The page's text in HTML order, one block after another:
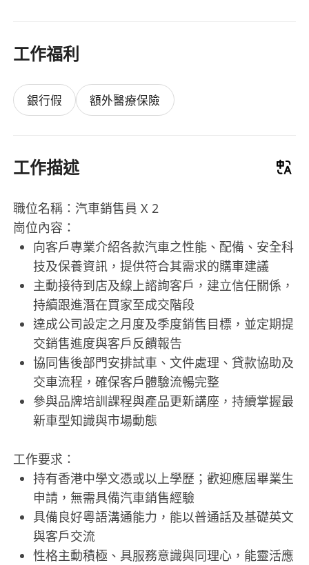
工作福利
銀行假 額外醫療保險
工作描述
職位名稱：汽車銷售員 X 2
崗位內容：
向客戶專業介紹各款汽車之性能、配備、安全科
技及保養資訊，提供符合其需求的購車建議
主動接待到店及線上諮詢客戶，建立信任關係，
持續跟進潛在買家至成交階段
達成公司設定之月度及季度銷售目標，並定期提
交銷售進度與客戶反饋報告
協同售後部門安排試車、文件處理、貸款協助及
交車流程，確保客戶體驗流暢完整
參與品牌培訓課程與產品更新講座，持續掌握最
新車型知識與市場動態
工作要求：
持有香港中學文憑或以上學歷；歡迎應屆畢業生
申請，無需具備汽車銷售經驗
具備良好粵語溝通能力，能以普通話及基礎英文
與客戶交流
性格主動積極、具服務意識與同理心，能靈活應